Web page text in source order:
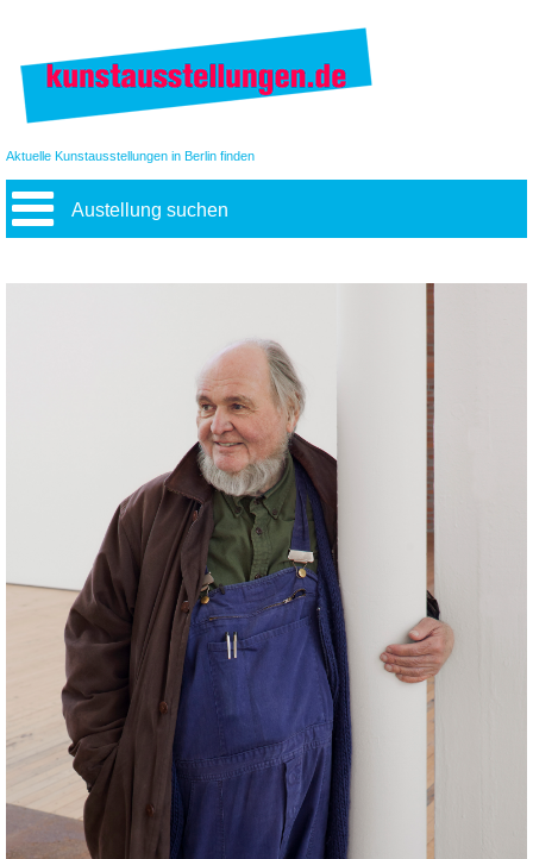
Aktuelle Kunstausstellungen in Berlin finden
Austellung suchen